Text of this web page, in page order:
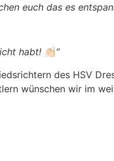
euch das es
habt! 👏🏻“
des HSV
wünschen wir im